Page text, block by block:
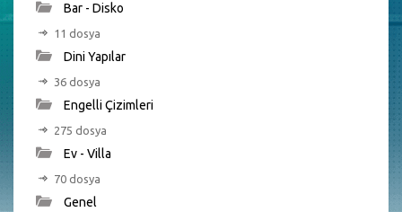
Bar - Disko
11 dosya
Dini Yapılar
36 dosya
Engelli Çizimleri
275 dosya
Ev - Villa
70 dosya
Genel